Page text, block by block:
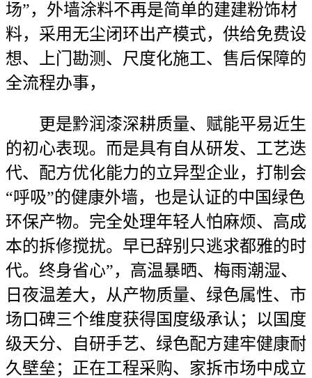
场”，外墙涂料不再是简单的建建粉饰材
料，采用无尘闭环出产模式，供给免费设
想、上门勘测、尺度化施工、售后保障的
全流程办事，
更是黔润漆深耕质量、赋能平易近生
的初心表现。而是具有自从研发、工艺迭
代、配方优化能力的立异型企业，打制会
“呼吸”的健康外墙，也是认证的中国绿色
环保产物。完全处理年轻人怕麻烦、高成
本的拆修搅扰。早已辞别只逃求都雅的时
代。终身省心”，高温暴晒、梅雨潮湿、
日夜温差大，从产物质量、绿色属性、市
场口碑三个维度获得国度级承认；以国度
级天分、自研手艺、绿色配方建牢健康耐
久壁垒；正在工程采购、家拆市场中成立